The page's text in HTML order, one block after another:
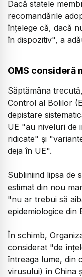
Dacă statele
recomandările
înţelege că, dacă
în dispozitiv", a
OMS consideră
Săptămâna
Control al Bolilor
depistare
UE "au niveluri de
ridicate" şi
deja în UE".
Subliniind lipsa de
estimat din nou
"nu ar trebui să
epidemiologice din
În schimb,
considerat "de
întreaga lume, din
virusului) în China